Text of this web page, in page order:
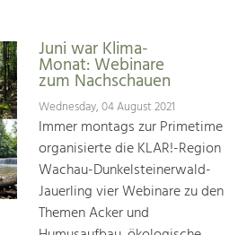
Juni war Klima-
Monat: Webinare
zum Nachschauen
Wednesday, 04 August 2021
Immer montags zur Primetime
organisierte die KLAR!-Region
Wachau-Dunkelsteinerwald-
Jauerling vier Webinare zu den
Themen Acker und